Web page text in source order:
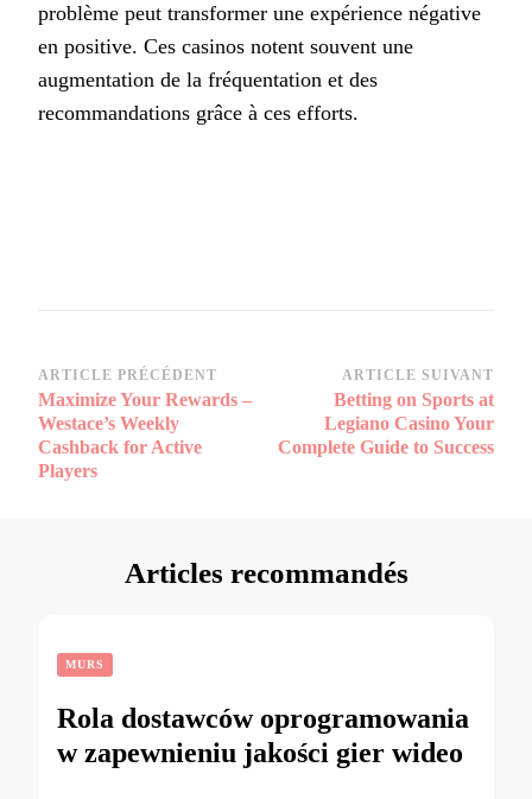
problème peut transformer une expérience négative
en positive. Ces casinos notent souvent une
augmentation de la fréquentation et des
recommandations grâce à ces efforts.
Navigation
d’article
ARTICLE PRÉCÉDENT
Maximize Your Rewards –
Westace’s Weekly
Cashback for Active
Players
ARTICLE SUIVANT
Betting on Sports at
Legiano Casino Your
Complete Guide to Success
Articles recommandés
MURS
Rola dostawców oprogramowania
w zapewnieniu jakości gier wideo